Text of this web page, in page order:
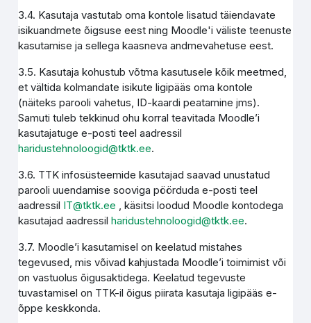
3.4. Kasutaja vastutab oma kontole lisatud täiendavate
isikuandmete õigsuse eest ning Moodle'i väliste teenuste
kasutamise ja sellega kaasneva andmevahetuse eest.
3.5. Kasutaja kohustub võtma kasutusele kõik meetmed,
et vältida kolmandate isikute ligipääs oma kontole
(näiteks parooli vahetus, ID-kaardi peatamine jms).
Samuti tuleb tekkinud ohu korral teavitada Moodle’i
kasutajatuge e-posti teel aadressil
haridustehnoloogid@tktk.ee.
3.6. TTK infosüsteemide kasutajad saavad unustatud
parooli uuendamise sooviga pöörduda e-posti teel
aadressil IT@tktk.ee , käsitsi loodud Moodle kontodega
kasutajad aadressilharidustehnoloogid@tktk.ee.
3.7. Moodle’i kasutamisel on keelatud mistahes
tegevused, mis võivad kahjustada Moodle’i toimimist või
on vastuolus õigusaktidega. Keelatud tegevuste
tuvastamisel on TTK-il õigus piirata kasutaja ligipääs e-
õppe keskkonda.